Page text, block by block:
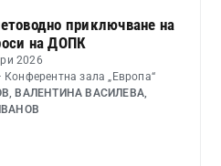
приключване на
на ДОПК
2026
Конферентна зала „Европа“
ВАЛЕНТИНА ВАСИЛЕВА,